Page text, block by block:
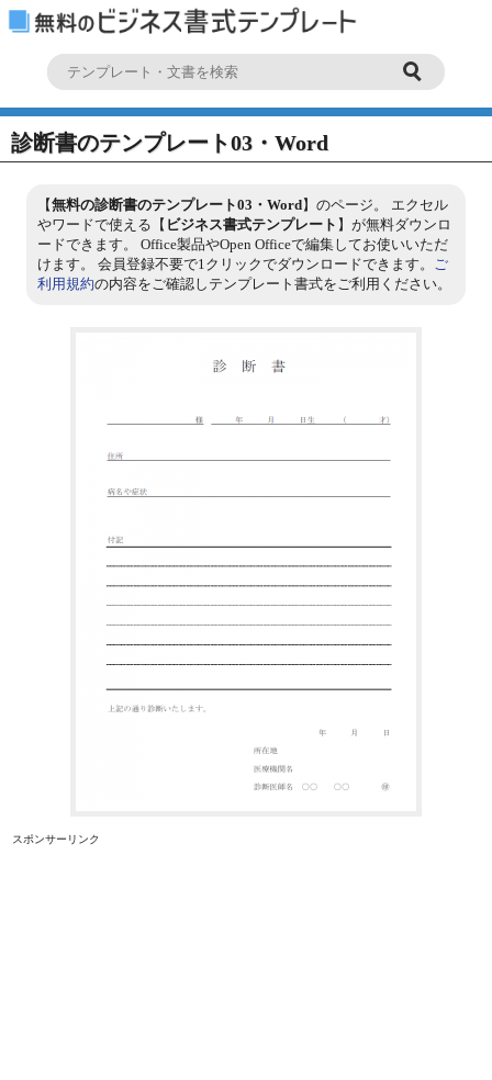
診断書のテンプレート03・Word
【無料の診断書のテンプレート03・Word】のページ。 エクセル
やワードで使える【 ビジネス書式テンプレート 】が無料ダウンロ
ードできます。 Office製品やOpen Officeで編集してお使いいただ
けます。 会員登録不要で1クリックでダウンロードできます。 ご
利用規約の内容をご確認しテンプレート書式をご利用ください。
スポンサーリンク